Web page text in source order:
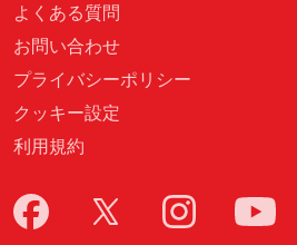
よくある質問
お問い合わせ
プライバシーポリシー
クッキー設定
利用規約